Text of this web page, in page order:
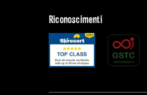
Riconoscimenti